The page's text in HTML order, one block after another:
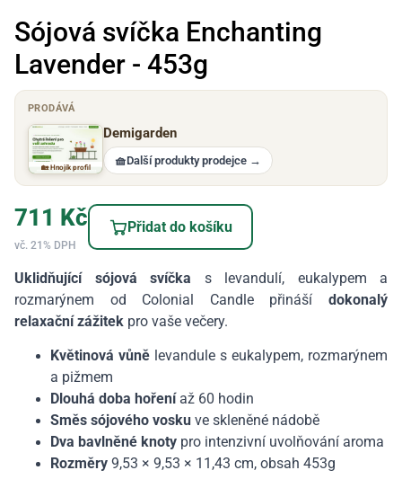
Sójová svíčka Enchanting
Lavender - 453g
PRODÁVÁ
🏡 Hnojík profil
Demigarden
🧺Další produkty prodejce →
711 Kč
vč. 21% DPH
Přidat do košíku
Uklidňující sójová svíčka s levandulí, eukalypem a
rozmarýnem od Colonial Candle přináší dokonalý
relaxační zážitek pro vaše večery.
Květinová vůně levandule s eukalypem, rozmarýnem
a pižmem
Dlouhá doba hořeníaž 60 hodin
Směs sójového vosku ve skleněné nádobě
Dva bavlněné knoty pro intenzivní uvolňování aroma
Rozměry 9,53 × 9,53 × 11,43 cm, obsah 453g